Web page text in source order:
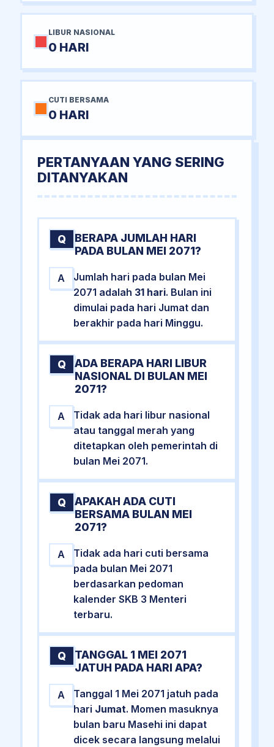
LIBUR NASIONAL
0 HARI
CUTI BERSAMA
0 HARI
PERTANYAAN YANG SERING
DITANYAKAN
Q
BERAPA JUMLAH HARI
PADA BULAN MEI 2071?
A
Jumlah hari pada bulan Mei
2071 adalah 31 hari. Bulan ini
dimulai pada hari Jumat dan
berakhir pada hari Minggu.
Q
ADA BERAPA HARI LIBUR
NASIONAL DI BULAN MEI
2071?
A
Tidak ada hari libur nasional
atau tanggal merah yang
ditetapkan oleh pemerintah di
bulan Mei 2071.
Q
APAKAH ADA CUTI
BERSAMA BULAN MEI
2071?
A
Tidak ada hari cuti bersama
pada bulan Mei 2071
berdasarkan pedoman
kalender SKB 3 Menteri
terbaru.
Q
TANGGAL 1 MEI 2071
JATUH PADA HARI APA?
A
Tanggal 1 Mei 2071 jatuh pada
hari Jumat. Momen masuknya
bulan baru Masehi ini dapat
dicek secara langsung melalui